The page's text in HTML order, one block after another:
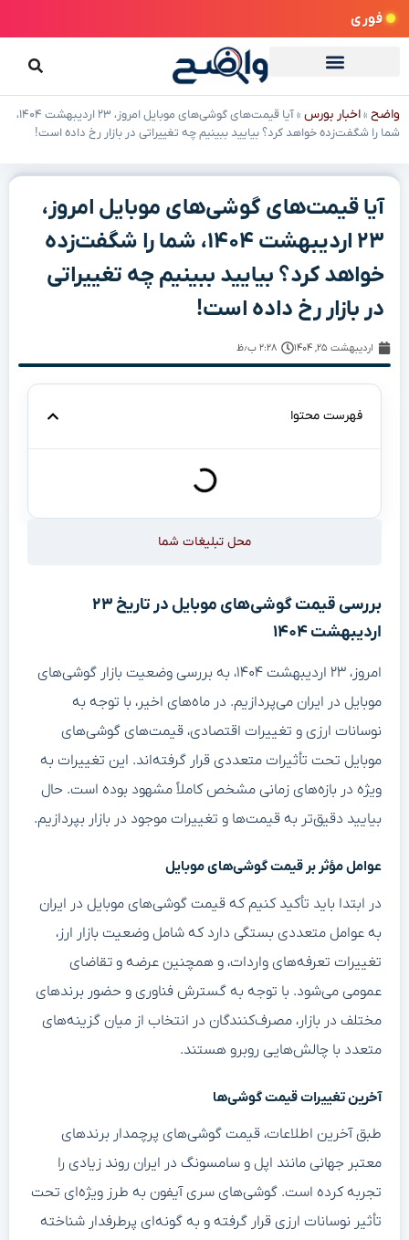
فوری
واضح »اخبار بورس »
آیا قیمت‌های گوشی‌های موبایل امروز، ۲۳ اردیبهشت ۱۴۰۴،
شما را شگفت‌زده خواهد کرد؟ بیایید ببینیم چه تغییراتی در بازار رخ داده است!
آیا قیمت‌های گوشی‌های موبایل امروز،
۲۳ اردیبهشت ۱۴۰۴، شما را شگفت‌زده
خواهد کرد؟ بیایید ببینیم چه تغییراتی
در بازار رخ داده است!
اردیبهشت ۲۵, ۱۴۰۴ ۲:۲۸ ب٫ظ
فهرست محتوا
محل تبلیغات شما
بررسی قیمت گوشی‌های موبایل در تاریخ ۲۳
اردیبهشت ۱۴۰۴
امروز، ۲۳ اردیبهشت ۱۴۰۴، به بررسی وضعیت بازار گوشی‌های
موبایل در ایران می‌پردازیم. در ماه‌های اخیر، با توجه به
نوسانات ارزی و تغییرات اقتصادی، قیمت‌های گوشی‌های
موبایل تحت تأثیرات متعددی قرار گرفته‌اند. این تغییرات به
ویژه در بازه‌های زمانی مشخص کاملاً مشهود بوده است. حال
بیایید دقیق‌تر به قیمت‌ها و تغییرات موجود در بازار بپردازیم.
عوامل مؤثر بر قیمت گوشی‌های موبایل
در ابتدا باید تأکید کنیم که قیمت گوشی‌های موبایل در ایران
به عوامل متعددی بستگی دارد که شامل وضعیت بازار ارز،
تغییرات تعرفه‌های واردات، و همچنین عرضه و تقاضای
عمومی می‌شود. با توجه به گسترش فناوری و حضور برندهای
مختلف در بازار، مصرف‌کنندگان در انتخاب از میان گزینه‌های
متعدد با چالش‌هایی روبرو هستند.
آخرین تغییرات قیمت گوشی‌ها
طبق آخرین اطلاعات، قیمت گوشی‌های پرچمدار برندهای
معتبر جهانی مانند اپل و سامسونگ در ایران روند زیادی را
تجربه کرده است. گوشی‌های سری آیفون به طرز ویژه‌ای تحت
تأثیر نوسانات ارزی قرار گرفته و به گونه‌ای پرطرفدار شناخته